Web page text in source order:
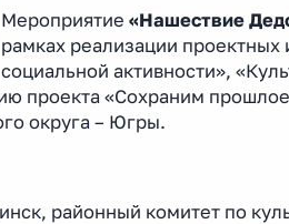
Мероприятие «Нашествие
рамках реализации проектных
социальной активности»,
проекта «Сохраним
округа – Югры.
районный комитет по